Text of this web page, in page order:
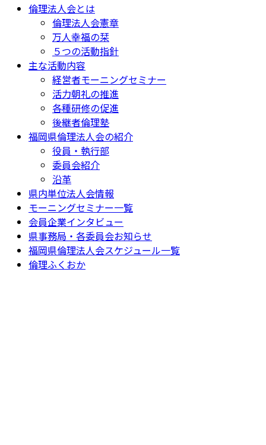
倫理法人会とは
倫理法人会憲章
万人幸福の栞
５つの活動指針
主な活動内容
経営者モーニングセミナー
活力朝礼の推進
各種研修の促進
後継者倫理塾
福岡県倫理法人会の紹介
役員・執行部
委員会紹介
沿革
県内単位法人会情報
モーニングセミナー一覧
会員企業インタビュー
県事務局・各委員会お知らせ
福岡県倫理法人会スケジュール一覧
倫理ふくおか